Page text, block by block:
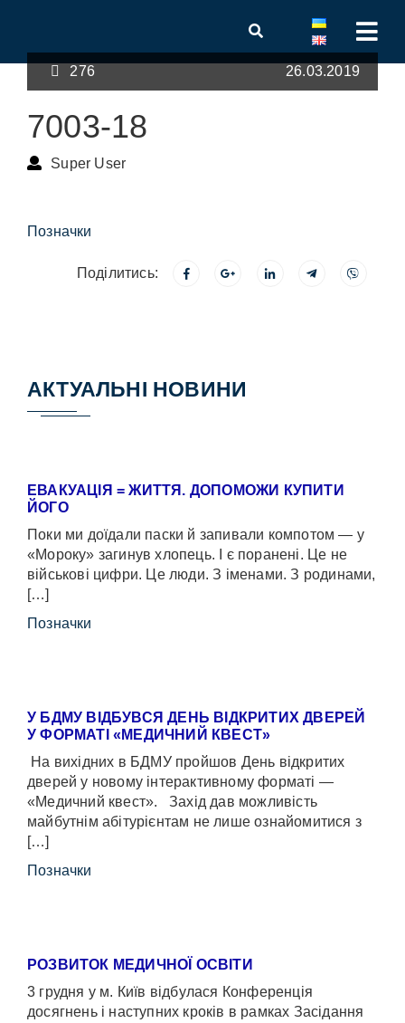
276 26.03.2019
7003-18
Super User
Позначки
Поділитись:
АКТУАЛЬНІ НОВИНИ
ЕВАКУАЦІЯ = ЖИТТЯ. ДОПОМОЖИ КУПИТИ
ЙОГО
Поки ми доїдали паски й запивали компотом — у
«Мороку» загинув хлопець. І є поранені. Це не
військові цифри. Це люди. З іменами. З родинами,
[…]
Позначки
У БДМУ ВІДБУВСЯ ДЕНЬ ВІДКРИТИХ ДВЕРЕЙ
У ФОРМАТІ «МЕДИЧНИЙ КВЕСТ»
На вихідних в БДМУ пройшов День відкритих
дверей у новому інтерактивному форматі —
«Медичний квест». Захід дав можливість
майбутнім абітурієнтам не лише ознайомитися з
[…]
Позначки
РОЗВИТОК МЕДИЧНОЇ ОСВІТИ
3 грудня у м. Київ відбулася Конференція
досягнень і наступних кроків в рамках Засідання